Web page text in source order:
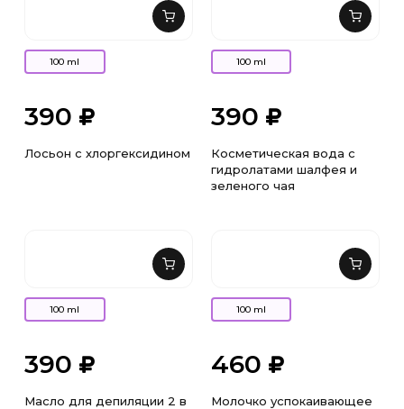
100 ml
390
Лосьон с хлоргексидином
100 ml
390
Косметическая вода с
гидролатами шалфея и
зеленого чая
100 ml
390
Масло для депиляции 2 в
100 ml
460
Молочко успокаивающее